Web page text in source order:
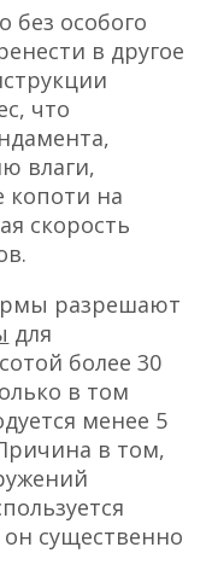
особого
в другое
что
влаги,
копоти на
скорость
разрешают
для
более 30
в том
менее 5
в том,
существенно